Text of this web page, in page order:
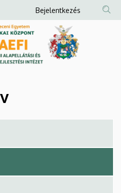
Anonim
Felhasználói
fiók
menüje
Bejelentkezés